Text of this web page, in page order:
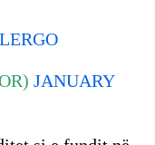
JANUARY